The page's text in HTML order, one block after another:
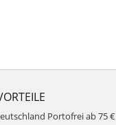
Portofrei ab 75 €